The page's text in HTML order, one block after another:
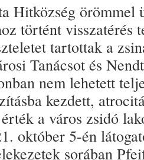
Hitközség örömmel
történt visszatérés
tartottak a
Tanácsot és
nem lehetett
kezdett,
a város zsidó
október 5-én
sorában